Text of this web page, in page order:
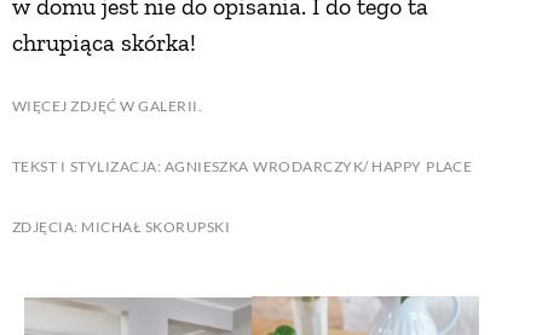
w domu jest nie do opisania. I do tego ta
chrupiąca skórka!
WIĘCEJ ZDJĘĆ W GALERII.
TEKST I STYLIZACJA: AGNIESZKA WRODARCZYK/ HAPPY PLACE
ZDJĘCIA: MICHAŁ SKORUPSKI